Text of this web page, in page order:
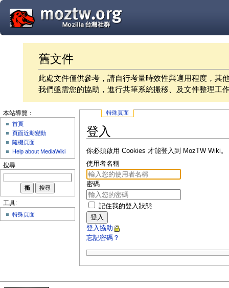
舊文件
此處文件僅供參考，請自行考量時效性與適用程度，其
我們亟需您的協助，進行共筆系統搬移、及文件整理工
特殊頁面
登入
你必須啟用 Cookies 才能登入到 MozTW Wiki。
使用者名稱
密碼
記住我的登入狀態
登入
登入協助
忘記密碼？
本站導覽：
首頁
頁面近期變動
隨機頁面
Help about MediaWiki
搜尋
工具:
特殊頁面